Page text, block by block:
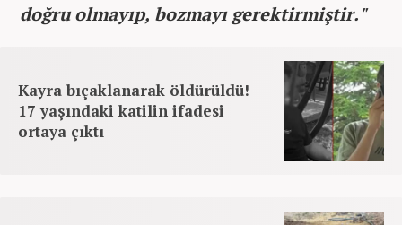
doğru olmayıp, bozmayı gerektirmiştir."
Kayra bıçaklanarak öldürüldü!
17 yaşındaki katilin ifadesi
ortaya çıktı